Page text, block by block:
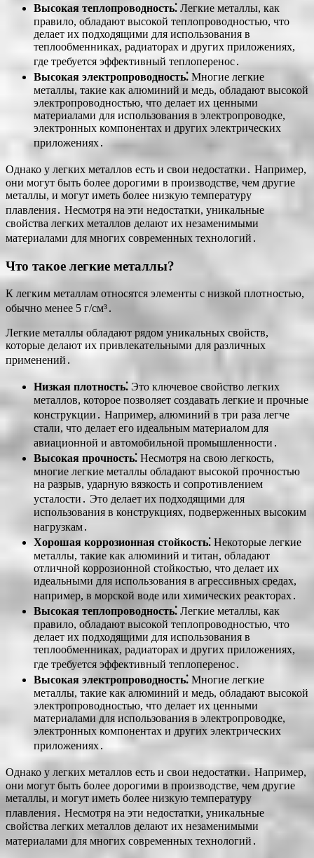
Высокая теплопроводность⁚ Легкие металлы, как
правило, обладают высокой теплопроводностью, что
делает их подходящими для использования в
теплообменниках, радиаторах и других приложениях,
где требуется эффективный теплоперенос․
Высокая электропроводность⁚ Многие легкие
металлы, такие как алюминий и медь, обладают высокой
электропроводностью, что делает их ценными
материалами для использования в электропроводке,
электронных компонентах и других электрических
приложениях․
Однако у легких металлов есть и свои недостатки․ Например,
они могут быть более дорогими в производстве, чем другие
металлы, и могут иметь более низкую температуру
плавления․ Несмотря на эти недостатки, уникальные
свойства легких металлов делают их незаменимыми
материалами для многих современных технологий․
Что такое легкие металлы?
К легким металлам относятся элементы с низкой плотностью,
обычно менее 5 г/см³․
Легкие металлы обладают рядом уникальных свойств,
которые делают их привлекательными для различных
применений․
Низкая плотность⁚ Это ключевое свойство легких
металлов, которое позволяет создавать легкие и прочные
конструкции․ Например, алюминий в три раза легче
стали, что делает его идеальным материалом для
авиационной и автомобильной промышленности․
Высокая прочность⁚ Несмотря на свою легкость,
многие легкие металлы обладают высокой прочностью
на разрыв, ударную вязкость и сопротивлением
усталости․ Это делает их подходящими для
использования в конструкциях, подверженных высоким
нагрузкам․
Хорошая коррозионная стойкость⁚ Некоторые легкие
металлы, такие как алюминий и титан, обладают
отличной коррозионной стойкостью, что делает их
идеальными для использования в агрессивных средах,
например, в морской воде или химических реакторах․
Высокая теплопроводность⁚ Легкие металлы, как
правило, обладают высокой теплопроводностью, что
делает их подходящими для использования в
теплообменниках, радиаторах и других приложениях,
где требуется эффективный теплоперенос․
Высокая электропроводность⁚ Многие легкие
металлы, такие как алюминий и медь, обладают высокой
электропроводностью, что делает их ценными
материалами для использования в электропроводке,
электронных компонентах и других электрических
приложениях․
Однако у легких металлов есть и свои недостатки․ Например,
они могут быть более дорогими в производстве, чем другие
металлы, и могут иметь более низкую температуру
плавления․ Несмотря на эти недостатки, уникальные
свойства легких металлов делают их незаменимыми
материалами для многих современных технологий․